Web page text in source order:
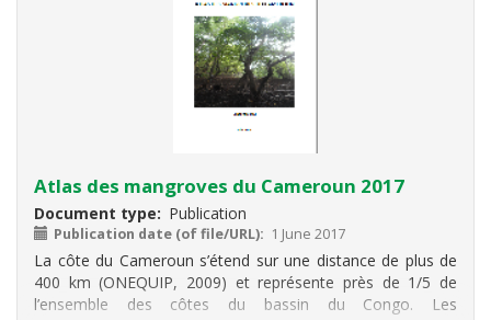
Atlas des mangroves du Cameroun 2017
Document type Publication
Publication date (of file/URL) 1 June 2017
La côte du Cameroun s’étend sur une distance de plus de
400 km (ONEQUIP, 2009) et représente près de 1/5 de
l’ensemble des côtes du bassin du Congo. Les